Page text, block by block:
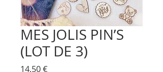
MES JOLIS PIN’S
(LOT DE 3)
14,50 €Prix